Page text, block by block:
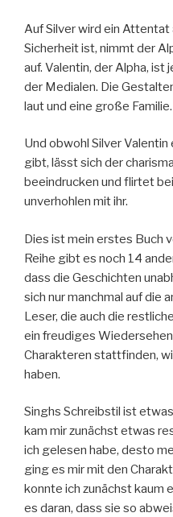
Auf Silver wird ein Attentat
Sicherheit ist, nimmt der
auf. Valentin, der Alpha,
der Medialen. Die
laut und eine große Familie.
Und obwohl Silver
gibt, lässt sich der
beeindrucken und flirtet
unverhohlen mit ihr.
Dies ist mein erstes Buch
Reihe gibt es noch 14
dass die Geschichten
sich nur manchmal auf die
Leser, die auch die
ein freudiges
Charakteren stattfinden,
haben.
Singhs Schreibstil ist
kam mir zunächst etwas
ich gelesen habe, desto
ging es mir mit den
konnte ich zunächst kaum
es daran, dass sie so